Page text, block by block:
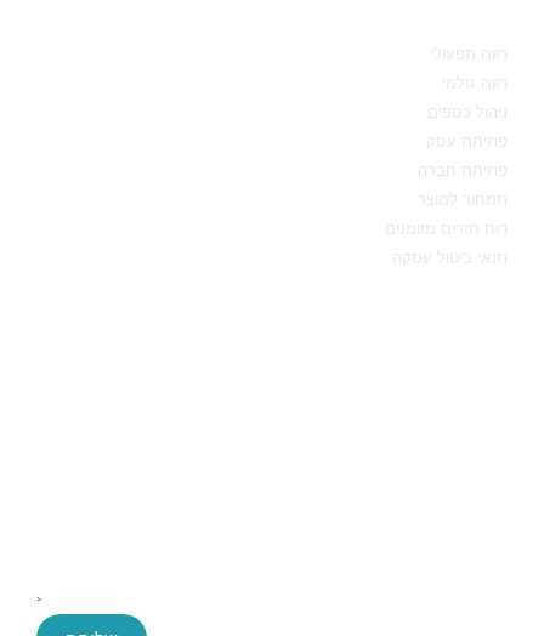
רווח תפעולי
רווח גולמי
ניהול כספים
פתיחת עסק
פתיחת חברה
תמחור למוצר
דוח תזרים מזומנים
תנאי ביטול עסקה